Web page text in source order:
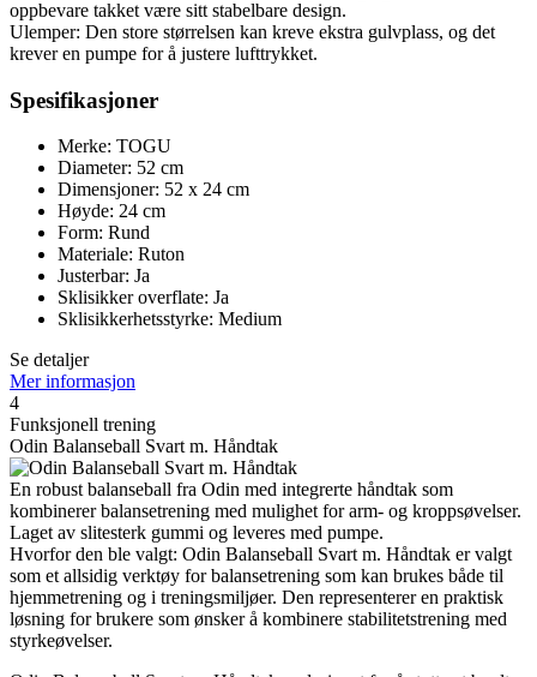
oppbevare takket være sitt stabelbare design.
Ulemper: Den store størrelsen kan kreve ekstra gulvplass, og det
krever en pumpe for å justere lufttrykket.
Spesifikasjoner
Merke: TOGU
Diameter: 52 cm
Dimensjoner: 52 x 24 cm
Høyde: 24 cm
Form: Rund
Materiale: Ruton
Justerbar: Ja
Sklisikker overflate: Ja
Sklisikkerhetsstyrke: Medium
Se detaljer
Mer informasjon
4
Funksjonell trening
Odin Balanseball Svart m. Håndtak
En robust balanseball fra Odin med integrerte håndtak som
kombinerer balansetrening med mulighet for arm- og kroppsøvelser.
Laget av slitesterk gummi og leveres med pumpe.
Hvorfor den ble valgt: Odin Balanseball Svart m. Håndtak er valgt
som et allsidig verktøy for balansetrening som kan brukes både til
hjemmetrening og i treningsmiljøer. Den representerer en praktisk
løsning for brukere som ønsker å kombinere stabilitetstrening med
styrkeøvelser.